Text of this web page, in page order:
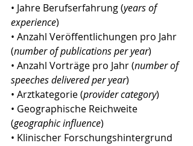
• Jahre Berufserfahrung (years of
experience)
• Anzahl Veröffentlichungen pro Jahr
(number of publications per year)
• Anzahl Vorträge pro Jahr (number of
speeches delivered per year)
• Arztkategorie (provider category)
• Geographische Reichweite
(geographic influence)
• Klinischer Forschungshintergrund